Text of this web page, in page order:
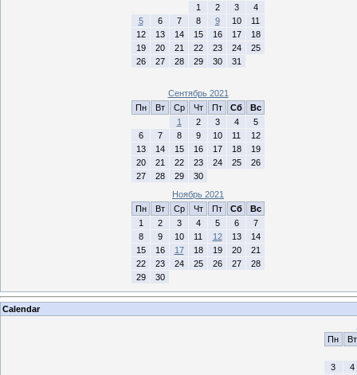
1
2 3
4
5
6 7 8 9 10
11
12
13 14 15 16 17
18
19
20 21 22 23 24
25
26
27 28 29 30 31
Сентябрь 2021
Пн
Вт Ср Чт Пт Сб
Вс
1
2 3 4
5
6
7 8 9 10 11
12
13
14 15 16 17 18
19
20
21 22 23 24 25
26
27
28 29
30
Ноябрь 2021
Пн
Вт Ср Чт Пт Сб
Вс
1
2 3 4 5 6
7
8
9 10 11 12 13
14
15
16 17 18 19 20
21
22
23 24 25 26 27
28
29
30
Calendar
Пн
Вт
3
4